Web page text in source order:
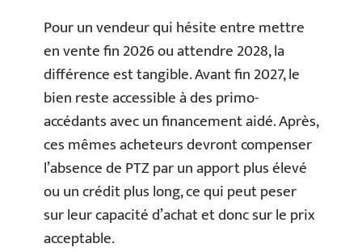
Pour un vendeur qui hésite entre mettre
en vente fin 2026 ou attendre 2028, la
différence est tangible. Avant fin 2027, le
bien reste accessible à des primo-
accédants avec un financement aidé. Après,
ces mêmes acheteurs devront compenser
l’absence de PTZ par un apport plus élevé
ou un crédit plus long, ce qui peut peser
sur leur capacité d’achat et donc sur le prix
acceptable.